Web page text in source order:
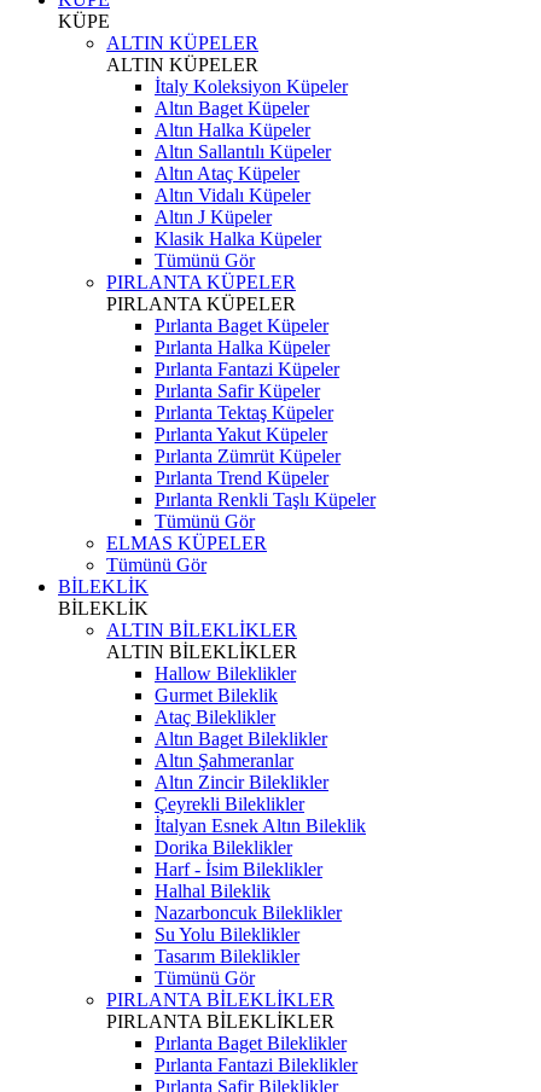
KÜPE
ALTIN KÜPELER
ALTIN KÜPELER
İtaly Koleksiyon Küpeler
Altın Baget Küpeler
Altın Halka Küpeler
Altın Sallantılı Küpeler
Altın Ataç Küpeler
Altın Vidalı Küpeler
Altın J Küpeler
Klasik Halka Küpeler
Tümünü Gör
PIRLANTA KÜPELER
PIRLANTA KÜPELER
Pırlanta Baget Küpeler
Pırlanta Halka Küpeler
Pırlanta Fantazi Küpeler
Pırlanta Safir Küpeler
Pırlanta Tektaş Küpeler
Pırlanta Yakut Küpeler
Pırlanta Zümrüt Küpeler
Pırlanta Trend Küpeler
Pırlanta Renkli Taşlı Küpeler
Tümünü Gör
ELMAS KÜPELER
Tümünü Gör
BİLEKLİK
BİLEKLİK
ALTIN BİLEKLİKLER
ALTIN BİLEKLİKLER
Hallow Bileklikler
Gurmet Bileklik
Ataç Bileklikler
Altın Baget Bileklikler
Altın Şahmeranlar
Altın Zincir Bileklikler
Çeyrekli Bileklikler
İtalyan Esnek Altın Bileklik
Dorika Bileklikler
Harf - İsim Bileklikler
Halhal Bileklik
Nazarboncuk Bileklikler
Su Yolu Bileklikler
Tasarım Bileklikler
Tümünü Gör
PIRLANTA BİLEKLİKLER
PIRLANTA BİLEKLİKLER
Pırlanta Baget Bileklikler
Pırlanta Fantazi Bileklikler
Pırlanta Safir Bileklikler